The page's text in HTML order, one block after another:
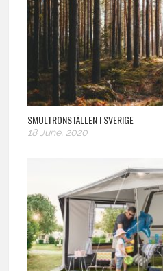
SMULTRONSTÄLLEN I SVERIGE
18 June, 2020